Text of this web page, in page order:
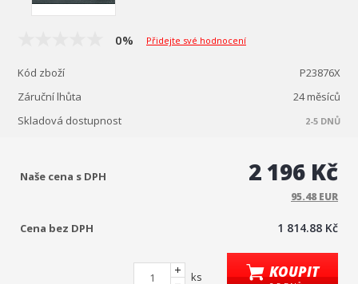
0% Přidejte své hodnocení
Kód zboží
P23876X
Záruční lhůta
24 měsíců
Skladová dostupnost
2-5 DNŮ
Naše cena s DPH 2 196 Kč
95.48 EUR
Cena bez DPH 1 814.88 Kč
ks KOUPIT